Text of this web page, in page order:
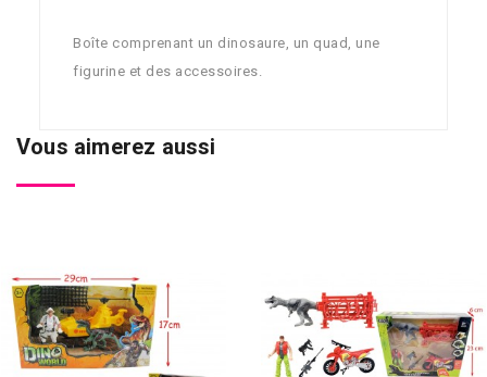
Boîte comprenant un dinosaure, un quad, une
figurine et des accessoires.
Vous aimerez aussi